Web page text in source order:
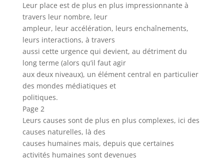
Leur place est de plus en plus impressionnante à
travers leur nombre, leur
ampleur, leur accélération, leurs enchaînements,
leurs interactions, à travers
aussi cette urgence qui devient, au détriment du
long terme (alors qu’il faut agir
aux deux niveaux), un élément central en particulier
des mondes médiatiques et
politiques.
Page 2
Leurs causes sont de plus en plus complexes, ici des
causes naturelles, là des
causes humaines mais, depuis que certaines
activités humaines sont devenues